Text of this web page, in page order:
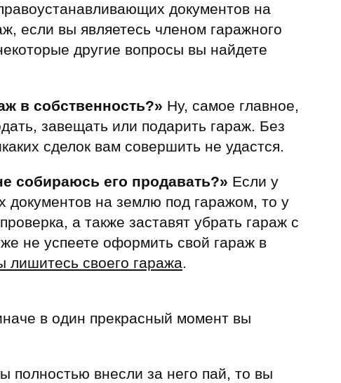
документов на
если вы являетесь членом гаражного
другие вопросы вы найдете
в собственность?» Ну, самое главное,
завещать или подарить гараж. Без
сделок вам совершить не удастся.
собираюсь его продавать?» Если у
документов на землю под гаражом, то у
а также заставят убрать гараж с
не успеете оформить свой гараж в
лишитесь своего гаража.
в один прекрасный момент вы
полностью внесли за него пай, то вы